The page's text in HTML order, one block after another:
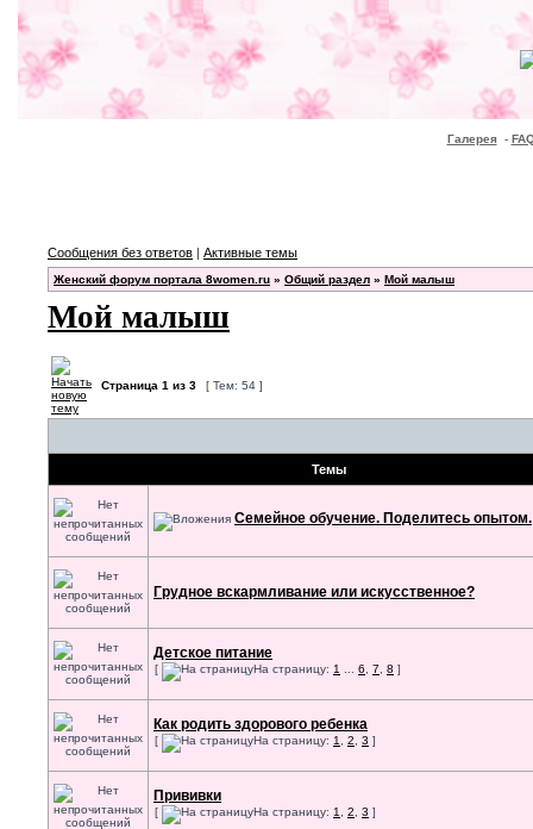
Галерея -
Сообщения без ответов | Активные темы
Женский форум портала 8women.ru » Общий раздел » Мой малыш
Мой малыш
Страница 1 из 3 [ Тем: 54 ]
Темы
Семейное обучение. Поделитесь опытом.
Грудное вскармливание или искусственное?
Детское питание
[ На страницу: 1 6 7 8 ]
Как родить здорового ребенка
[ На страницу: 1 2 3 ]
Прививки
[ На страницу: 1 2 3 ]